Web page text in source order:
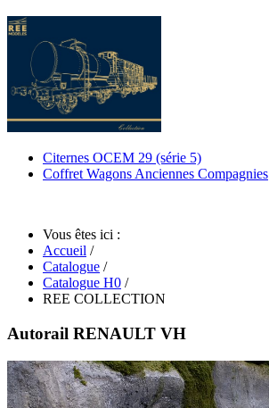
Citernes OCEM 29 (série 5)
Coffret Wagons Anciennes Compagnies
Vous êtes ici :
Accueil /
Catalogue /
Catalogue H0 /
REE COLLECTION
Autorail RENAULT VH